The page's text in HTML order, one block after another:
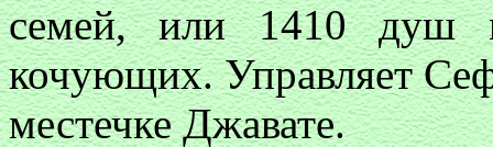
семей, или 1410 душ
кочующих. Управляет
местечке Джавате.